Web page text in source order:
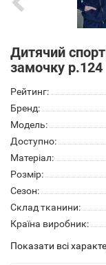
Дитячий
замочку р.124
Рейтинг:
Бренд:
Модель:
Доступно:
Матеріал:
Розмір:
Сезон:
Склад тканини:
Країна виробник:
Показати всі